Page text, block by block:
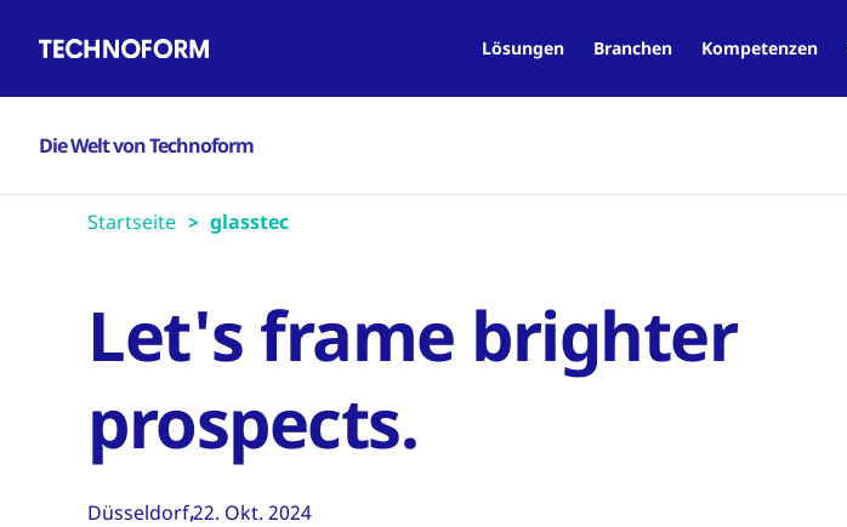
zum
navigation
Lösungen Branchen Kompetenzen
Die Welt von Technoform
Startseite glasstec
Let's frame brighter
prospects.
Düsseldorf22. Okt. 2024